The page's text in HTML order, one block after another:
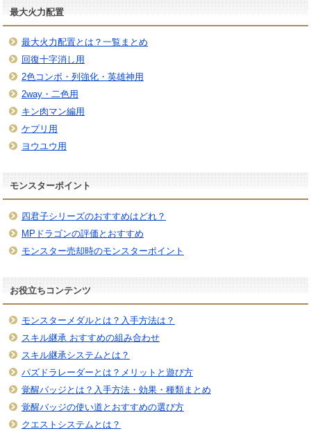
最大火力配置
最大火力配置とは？一覧まとめ
回復十字消し用
2色コンボ・列強化・英雄神用
2way・二色用
キン肉マン編用
ケプリ用
ヨウユウ用
モンスターポイント
四君子シリーズのおすすめはどれ？
MPドラゴンの評価とおすすめ
モンスター売却時のモンスターポイント
お役立ちコンテンツ
モンスターメダルとは？入手方法は？
スキル継承 おすすめの組み合わせ
スキル継承システムとは？
パズドラレーダーとは？メリットと遊び方
覚醒バッジとは？入手方法・効果・種類まとめ
覚醒バッジの使い道とおすすめの選び方
クエストシステムとは？